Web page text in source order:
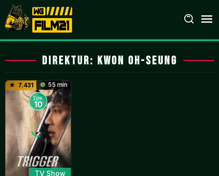
Loncat
ke
konten
Direktur: Kwon Oh-seung
7.431 55 min
Eps:
10
TV Show